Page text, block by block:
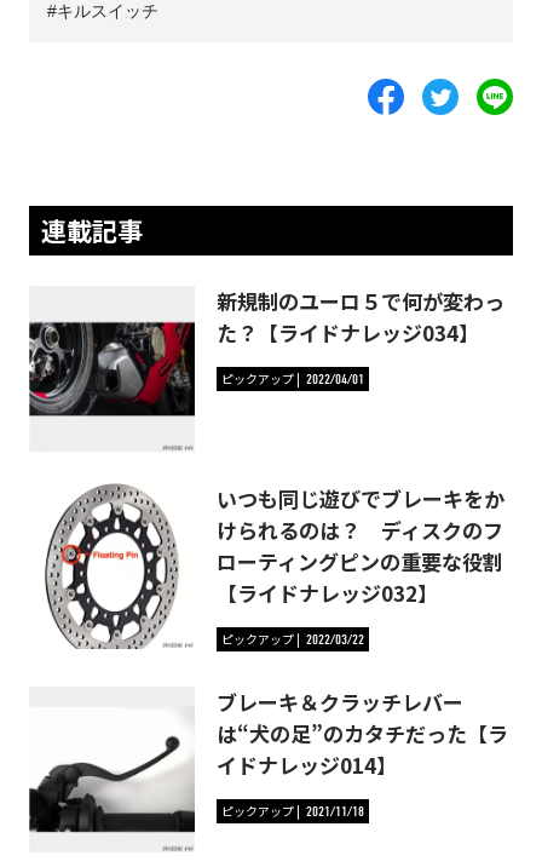
キルスイッチ
連載記事
新規制のユーロ５で何が変わっ
た？【ライドナレッジ034】
ピックアップ 2022/04/01
いつも同じ遊びでブレーキをか
けられるのは？ ディスクのフ
ローティングピンの重要な役割
【ライドナレッジ032】
ピックアップ 2022/03/22
ブレーキ＆クラッチレバー
は“犬の足”のカタチだった【ラ
イドナレッジ014】
ピックアップ 2021/11/18